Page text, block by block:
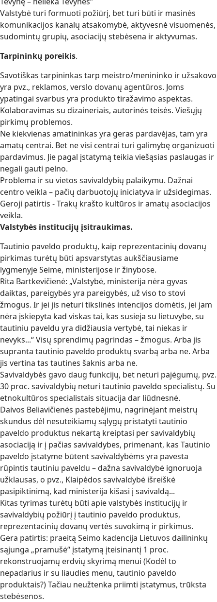
Valstybė turi formuoti požiūrį, bet turi būti ir masinės
komunikacijos kanalų atsakomybė, aktyvesnė visuomenės,
sudomintų grupių, asociacijų stebėsena ir aktyvumas.
Tarpininkų poreikis.
Savotiškas tarpininkas tarp meistro/menininko ir užsakovo
yra pvz., reklamos, verslo dovanų agentūros. Joms
ypatingai svarbus yra produkto tiražavimo aspektas.
Kolaboravimas su dizaineriais, autorinės teisės. Viešųjų
pirkimų problemos.
Ne kiekvienas amatininkas yra geras pardavėjas, tam yra
amatų centrai. Bet ne visi centrai turi galimybę organizuoti
pardavimus. Jie pagal įstatymą teikia viešąsias paslaugas ir
negali gauti pelno.
Problema ir su vietos savivaldybių palaikymu. Dažnai
centro veikla – pačių darbuotojų iniciatyva ir užsidegimas.
Geroji patirtis - Trakų krašto kultūros ir amatų asociacijos
veikla.
Valstybės institucijų įsitraukimas.
Tautinio paveldo produktų, kaip reprezentacinių dovanų
pirkimas turėtų būti apsvarstytas aukščiausiame
lygmenyje Seime, ministerijose ir žinybose.
Rita Bartkevičienė: „Valstybė, ministerija nėra gyvas
daiktas, pareigybės yra pareigybės, už viso to stovi
žmogus. Ir jei jis neturi tikslinės intencijos domėtis, jei jam
nėra įskiepyta kad viskas tai, kas susieja su lietuvybe, su
tautiniu paveldu yra didžiausia vertybė, tai niekas ir
nevyks...“ Visų sprendimų pagrindas – žmogus. Arba jis
supranta tautinio paveldo produktų svarbą arba ne. Arba
jis vertina tas tautines šaknis arba ne.
Savivaldybės gavo daug funkcijų, bet neturi pajėgumų, pvz.
30 proc. savivaldybių neturi tautinio paveldo specialistų. Su
etnokultūros specialistais situacija dar liūdnesnė.
Daivos Beliavičienės pastebėjimu, nagrinėjant meistrų
skundus dėl nesuteikiamų sąlygų pristatyti tautinio
paveldo produktus nekartą kreiptasi per savivaldybių
asociaciją ir į pačias savivaldybes, primenant, kas Tautinio
paveldo įstatyme būtent savivaldybėms yra pavesta
rūpintis tautiniu paveldu – dažna savivaldybė ignoruoja
užklausas, o pvz., Klaipėdos savivaldybė išreiškė
pasipiktinimą, kad ministerija kišasi į savivaldą...
Kitas tyrimas turėtų būti apie valstybės institucijų ir
savivaldybių požiūrį į tautinio paveldo produktus,
reprezentacinių dovanų vertės suvokimą ir pirkimus.
Gera patirtis: praeitą Seimo kadencija Lietuvos dailininkų
sąjunga „pramušė“ įstatymą įteisinantį 1 proc.
rekonstruojamų erdvių skyrimą menui (Kodėl to
nepadarius ir su liaudies menu, tautinio paveldo
produktais?) Tačiau neužtenka priimti įstatymus, trūksta
stebėsenos.